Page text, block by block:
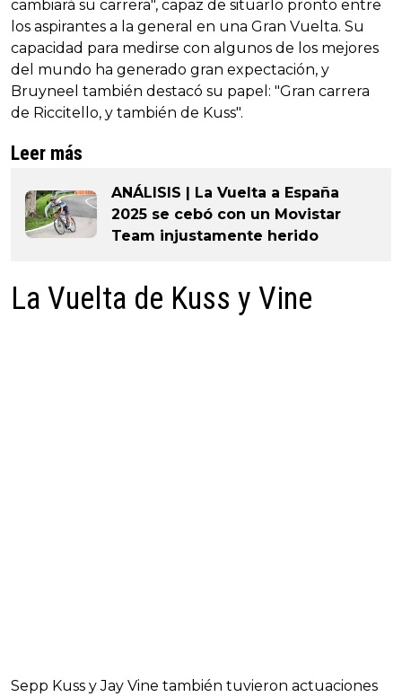
cambiará su carrera", capaz de situarlo pronto entre
los aspirantes a la general en una Gran Vuelta. Su
capacidad para medirse con algunos de los mejores
del mundo ha generado gran expectación, y
Bruyneel también destacó su papel: "Gran carrera
de Riccitello, y también de Kuss".
Leer más
ANÁLISIS | La Vuelta a España
2025 se cebó con un Movistar
Team injustamente herido
La Vuelta de Kuss y Vine
Sepp Kuss y Jay Vine también tuvieron actuaciones